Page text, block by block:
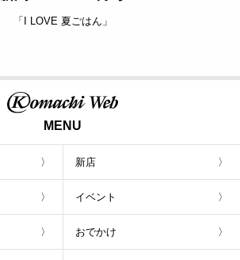
「I LOVE 夏ごはん」
MENU
新店
イベント
おでかけ